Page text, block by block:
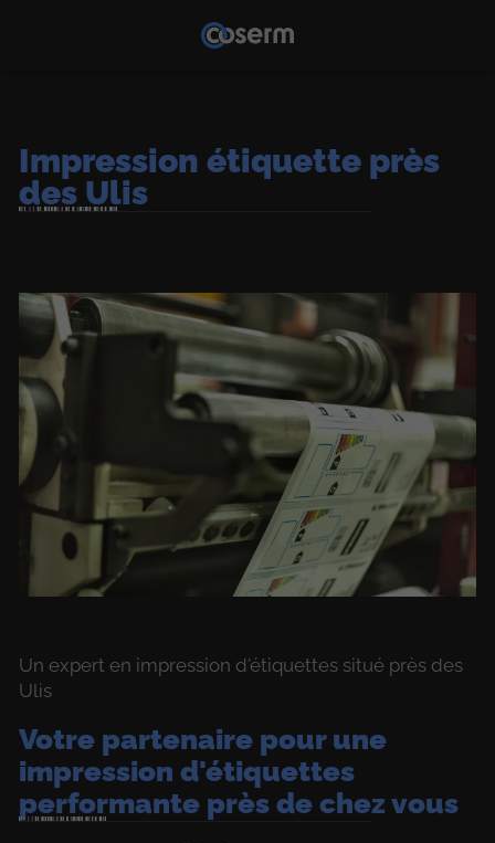
Impression étiquette près
des Ulis
Un expert en impression d'étiquettes situé près des
Ulis
Votre partenaire pour une
impression d'étiquettes
performante près de chez vous